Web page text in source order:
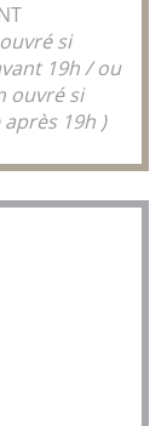
si
19h / ou
ouvré si
19h )